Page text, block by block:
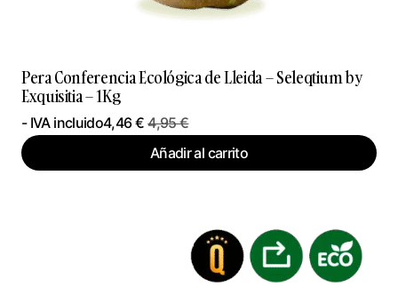
Pera Conferencia Ecológica de Lleida – Seleqtium by
Exquisitia – 1Kg
4,95€
4,46€
- IVA incluido
Añadir al carrito